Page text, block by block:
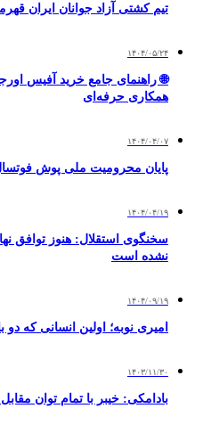
تیم کشتی آزاد جوانان ایران
۱۴۰۴/۰۵/۲۴
🌐 راهنمای جامع خرید آفیس
همکاری حرفه‌ای
۱۴۰۴/۰۴/۰۷
پایان محرومیت ملی پوش فوتسال
۱۴۰۴/۰۴/۱۹
سخنگوی استقلال: هنوز توافق
نشده است
۱۴۰۴/۰۹/۱۹
امیری نوبه؛ اولین انسانی که
۱۴۰۳/۱۱/۳۰
بادامکی: خیبر با تمام توان